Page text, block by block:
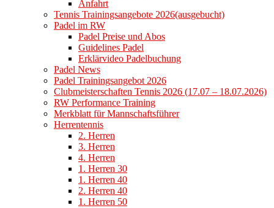
Anfahrt
Tennis Trainingsangebote 2026(ausgebucht)
Padel im RW
Padel Preise und Abos
Guidelines Padel
Erklärvideo Padelbuchung
Padel News
Padel Trainingsangebot 2026
Clubmeisterschaften Tennis 2026 (17.07 – 18.07.2026)
RW Performance Training
Merkblatt für Mannschaftsführer
Herrentennis
2. Herren
3. Herren
4. Herren
1. Herren 30
1. Herren 40
2. Herren 40
1. Herren 50